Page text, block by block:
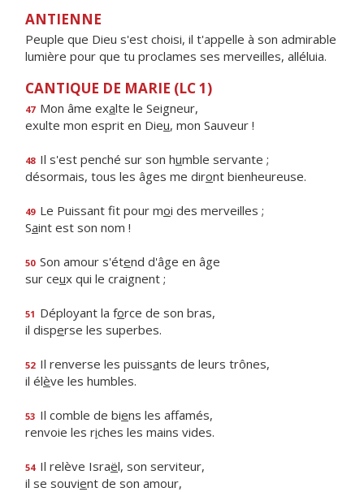
ANTIENNE
Peuple que Dieu s'est choisi, il t'appelle à son admirable
lumière pour que tu proclames ses merveilles, alléluia.
CANTIQUE DE MARIE (LC 1)
47 Mon âme exalte le Seigneur,
exulte mon esprit en Dieu, mon Sauveur !
48 Il s'est penché sur son humble servante ;
désormais, tous les âges me diront bienheureuse.
49 Le Puissant fit pour moi des merveilles ;
Saint est son nom !
50 Son amour s'étend d'âge en âge
sur ceux qui le craignent ;
51 Déployant la force de son bras,
il disperse les superbes.
52 Il renverse les puissants de leurs trônes,
il élève les humbles.
53 Il comble de biens les affamés,
renvoie les riches les mains vides.
54 Il relève Israël, son serviteur,
il se souvient de son amour,